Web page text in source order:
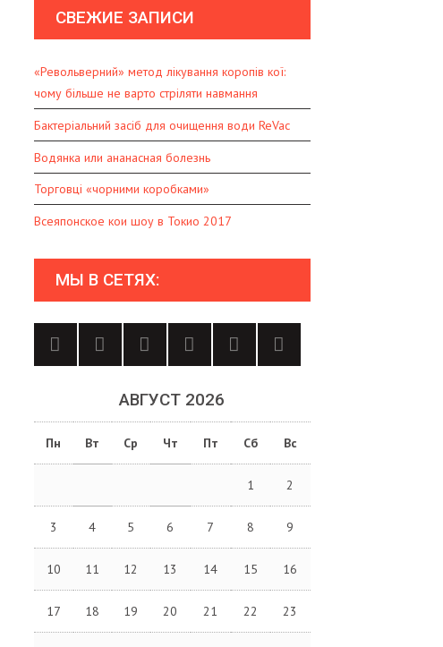
СВЕЖИЕ ЗАПИСИ
«Револьверний» метод лікування коропів кої:
чому більше не варто стріляти навмання
Бактеріальний засіб для очищення води ReVac
Водянка или ананасная болезнь
Торговці «чорними коробками»
Всеяпонское кои шоу в Токио 2017
МЫ В СЕТЯХ:
АВГУСТ 2026
Пн Вт Ср Чт Пт Сб Вс
1 2
3 4 5 6 7 8 9
10 11 12 13 14 15 16
17 18 19 20 21 22 23